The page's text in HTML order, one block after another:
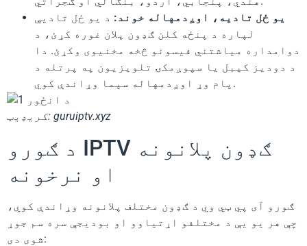
یو ځل تادیه، اوږدمهاله خوند: د یو ځل تادیې
لپاره د پنځه کلن ګډون پلان غوره کړئ، د
دوامداره میاشتني فیسونو څخه مخنیوی وکړئ. دا
د دودیز کیبل یا سپوږمکۍ تلویزیون په پرتله د
پام وړ اوږدمهاله سپما وړاندې کوي.
کریډیټ: guruiptv.xyz
د ګورو IPTV ګډون پلانونه
او نرخونه
ګورو آی پي ټي وي د ګډون مختلف پلانونه وړاندې کوي،
چې هر یو یې د مختلفو اړتیاوو او بودیجې سره سم جوړ
شوی دی: